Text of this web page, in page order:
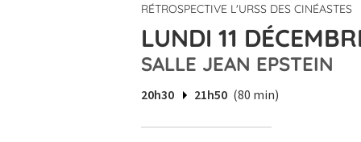
RÉTROSPECTIVE L'URSS DES CINÉASTES
LUNDI 11
SALLE JEAN EPSTEIN
20h30 21h50 (80 min)